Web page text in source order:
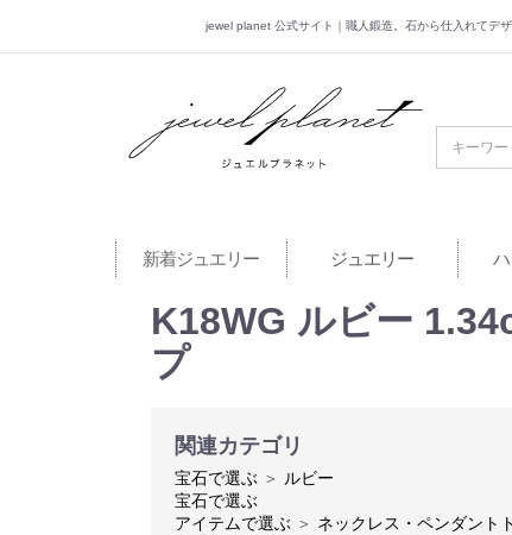
jewel planet 公式サイト｜職人鍛造。石から仕入れてデ
jewel planet 公式
新着ジュエリー ジュエリー
K18WG ルビー
プ
関連カテゴリ
宝石で選ぶ ＞ ルビー
宝石で選ぶ
アイテムで選ぶ ＞ ネックレス・ペンダント